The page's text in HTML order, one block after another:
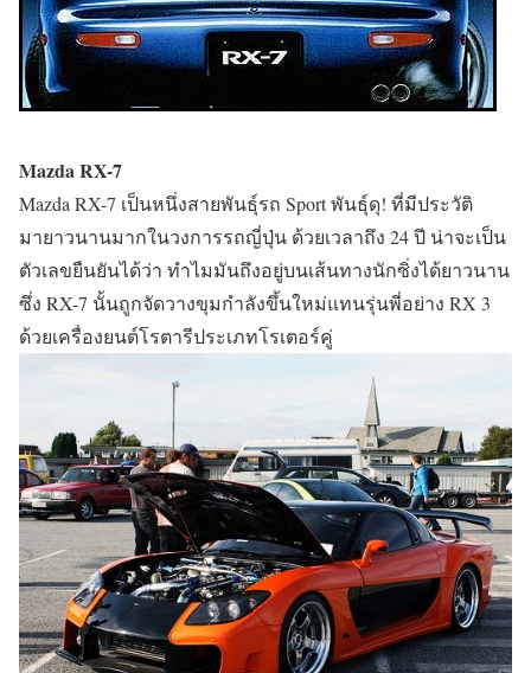
Mazda RX-7
Mazda RX-7 เป็นหนึ่งสายพันธุ์รถ Sport พันธุ์ดุ! ที่มีประวัติ
มายาวนานมากในวงการรถญี่ปุ่น ด้วยเวลาถึง 24 ปี น่าจะเป็น
ตัวเลขยืนยันได้ว่า ทำไมมันถึงอยู่บนเส้นทางนักซิ่งได้ยาวนาน
ซึ่ง RX-7 นั้นถูกจัดวางขุมกำลังขึ้นใหม่แทนรุ่นพี่อย่าง RX 3
ด้วยเครื่องยนต์โรตารีประเภทโรเตอร์คู่